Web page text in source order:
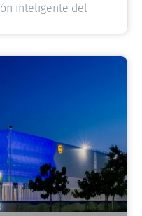
inteligente del